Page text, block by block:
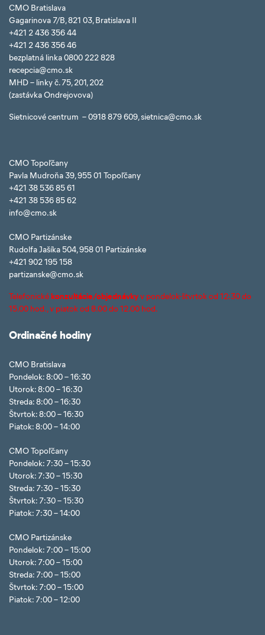
CMO Bratislava
Gagarinova 7/B, 821 03, Bratislava II
+421 2 436 356 44
+421 2 436 356 46
bezplatná linka 0800 222 828
recepcia@cmo.sk
MHD – linky č. 75, 201, 202
(zastávka Ondrejovova)
Sietnicové centrum – 0918 879 609, sietnica@cmo.sk
CMO Topoľčany
Pavla Mudroňa 39, 955 01 Topoľčany
+421 38 536 85 61
+421 38 536 85 62
info@cmo.sk
CMO Partizánske
Rudolfa Jašíka 504, 958 01 Partizánske
+421 902 195 158
partizanske@cmo.sk
Telefonickékonzultácie/objednávkyv pondelok-štvrtok od 12:30 do
15.00 hod., v piatok od 8.00 do 12.00 hod.
Ordinačné hodiny
CMO Bratislava
Pondelok: 8:00 – 16:30
Utorok: 8:00 – 16:30
Streda: 8:00 – 16:30
Štvrtok: 8:00 – 16:30
Piatok: 8:00 – 14:00
CMO Topoľčany
Pondelok: 7:30 – 15:30
Utorok: 7:30 – 15:30
Streda: 7:30 – 15:30
Štvrtok: 7:30 – 15:30
Piatok: 7:30 – 14:00
CMO Partizánske
Pondelok: 7:00 – 15:00
Utorok: 7:00 – 15:00
Streda: 7:00 – 15:00
Štvrtok: 7:00 – 15:00
Piatok: 7:00 – 12:00